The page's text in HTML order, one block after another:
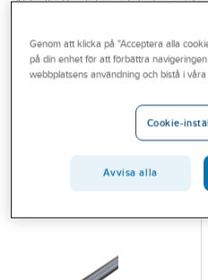
Outlet
Branscher
Genom att klicka på "Acceptera alla
på din enhet för att förbättra
webbplatsens användning och bistå i
Cookie-
Avvisa alla